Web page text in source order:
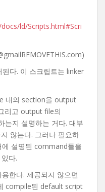
ld/Scripts.html#Scri
된다. 이 스크립트는 linker
내의 section을 output
리고 output file의
지 설명하는 거다. 대부
않는다. 그러나 필요하
설명된 command들을
다.
한다. 제공되지 않으면
compile된 default script